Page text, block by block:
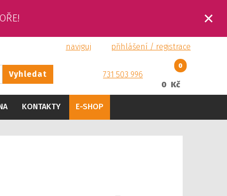
přihlášení / registrace
naviguj
0
0 Kč
731 503 996
Vyhledat
KONTAKTY E-SHOP